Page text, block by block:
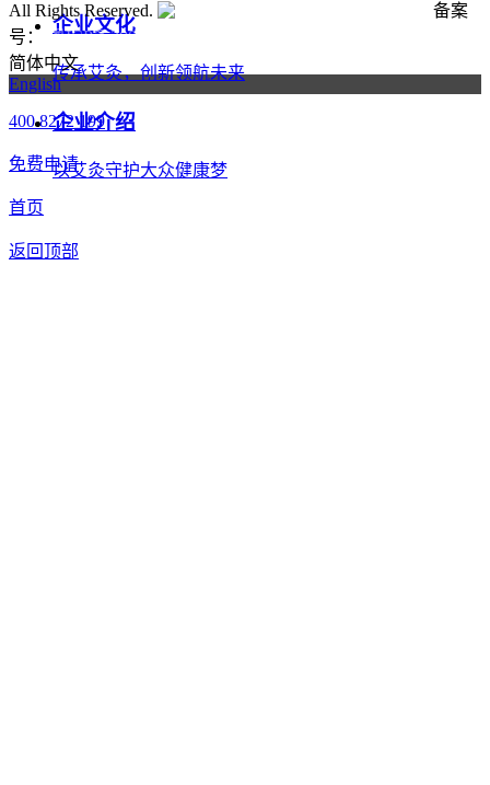
企业文化
传承艾灸，创新领航未来
企业介绍
以艾灸守护大众健康梦
All Rights Reserved.
备案
号：
粤ICP备20061820号-6
简体中文
English
400 8272 199
免费申请
首页
返回顶部